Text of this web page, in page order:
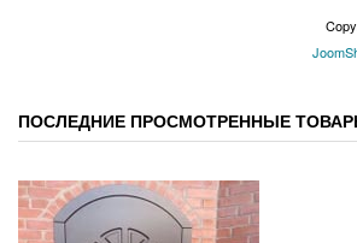
ПОСЛЕДНИЕ ПРОСМОТРЕННЫЕ